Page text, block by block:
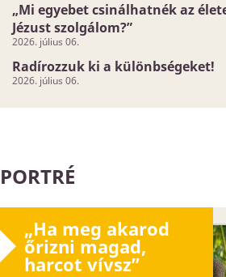
„Mi egyebet csinálhatnék az
Jézust szolgálom?”
2026. július 06.
Radírozzuk ki a különbségeket!
2026. július 06.
PORTRÉ
„Ha meg akarod
őrizni magad,
harcot vívsz”